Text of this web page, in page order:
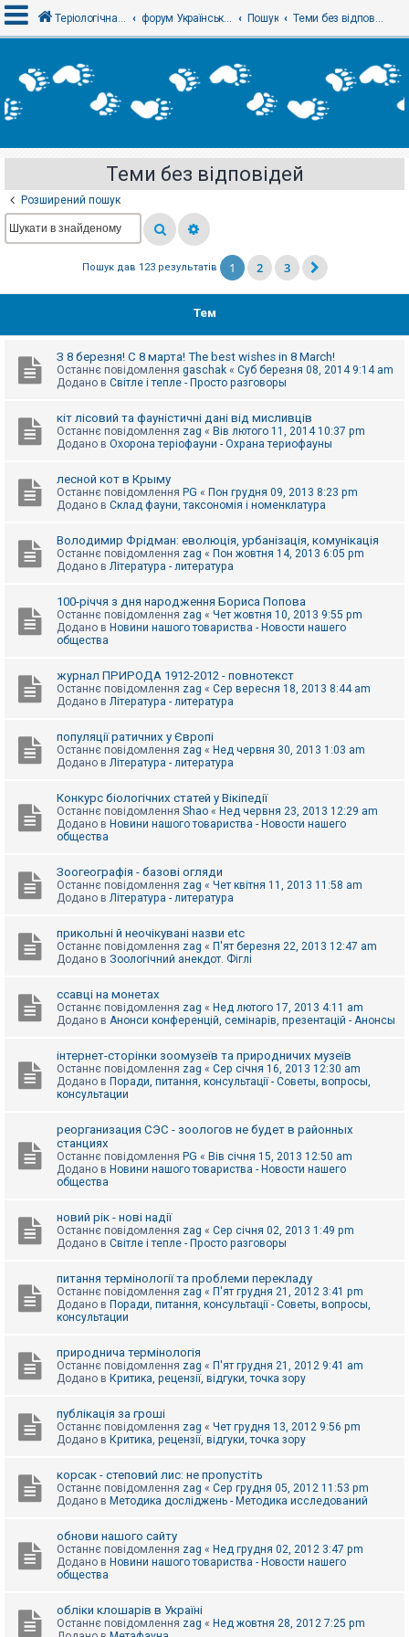
х
і
е
с
т
р
я
е
и
з
е
и
е
ш
к
м
г
Теріологічна школа форум Українського теріологічного товариства Пошук Теми без відповідей
Теми без відповідей
Розширений пошук
Пошук дав 123 результатів 1 2 3
Тем
З 8 березня! С 8 марта! The best wishes in 8 March!
Останнє повідомлення gaschak « Суб березня 08, 2014 9:14 am
Додано в Світле і тепле - Просто разговоры
кіт лісовий та фауністичні дані від мисливців
Останнє повідомлення zag « Вів лютого 11, 2014 10:37 pm
Додано в Охорона теріофауни - Охрана териофауны
лесной кот в Крыму
Останнє повідомлення PG « Пон грудня 09, 2013 8:23 pm
Додано в Склад фауни, таксономія і номенклатура
Володимир Фрідман: еволюція, урбанізація, комунікація
Останнє повідомлення zag « Пон жовтня 14, 2013 6:05 pm
Додано в Література - литература
100-річчя з дня народження Бориса Попова
Останнє повідомлення zag « Чет жовтня 10, 2013 9:55 pm
Додано в Новини нашого товариства - Новости нашего
общества
журнал ПРИРОДА 1912-2012 - повнотекст
Останнє повідомлення zag « Сер вересня 18, 2013 8:44 am
Додано в Література - литература
популяції ратичних у Європі
Останнє повідомлення zag « Нед червня 30, 2013 1:03 am
Додано в Література - литература
Конкурс біологічних статей у Вікіпедії
Останнє повідомлення Shao « Нед червня 23, 2013 12:29 am
Додано в Новини нашого товариства - Новости нашего
общества
Зоогеографія - базові огляди
Останнє повідомлення zag « Чет квітня 11, 2013 11:58 am
Додано в Література - литература
прикольні й неочікувані назви etc
Останнє повідомлення zag « П'ят березня 22, 2013 12:47 am
Додано в Зоологічний анекдот. Фіглі
ссавці на монетах
Останнє повідомлення zag « Нед лютого 17, 2013 4:11 am
Додано в Анонси конференцій, семінарів, презентацій - Анонсы
інтернет-сторінки зоомузеїв та природничих музеїв
Останнє повідомлення zag « Сер січня 16, 2013 12:30 am
Додано в Поради, питання, консультації - Советы, вопросы,
консультации
реорганизация СЭС - зоологов не будет в районных
станциях
Останнє повідомлення PG « Вів січня 15, 2013 12:50 am
Додано в Новини нашого товариства - Новости нашего
общества
новий рік - нові надії
Останнє повідомлення zag « Сер січня 02, 2013 1:49 pm
Додано в Світле і тепле - Просто разговоры
питання термінології та проблеми перекладу
Останнє повідомлення zag « П'ят грудня 21, 2012 3:41 pm
Додано в Поради, питання, консультації - Советы, вопросы,
консультации
природнича термінологія
Останнє повідомлення zag « П'ят грудня 21, 2012 9:41 am
Додано в Критика, рецензії, відгуки, точка зору
публікація за гроші
Останнє повідомлення zag « Чет грудня 13, 2012 9:56 pm
Додано в Критика, рецензії, відгуки, точка зору
корсак - степовий лис: не пропустіть
Останнє повідомлення zag « Сер грудня 05, 2012 11:53 pm
Додано в Методика досліджень - Методика исследований
обнови нашого сайту
Останнє повідомлення zag « Нед грудня 02, 2012 3:47 pm
Додано в Новини нашого товариства - Новости нашего
общества
обліки клошарів в Україні
Останнє повідомлення zag « Нед жовтня 28, 2012 7:25 pm